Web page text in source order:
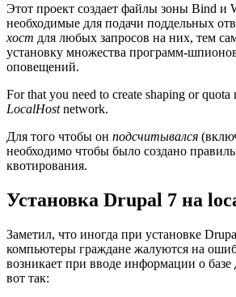
Этот проект создает файлы зоны Bind и
необходимые для подачи поддельных
хост для любых запросов на них, тем
установку множества программ-
оповещений.
For that you need to create shaping or quota
LocalHostnetwork.
Для того чтобы он подсчитывался
необходимо чтобы было создано
квотирования.
Установка Drupal 7 на
Заметил, что иногда при установке
компьютеры граждане жалуются на
возникает при вводе информации о
вот так: